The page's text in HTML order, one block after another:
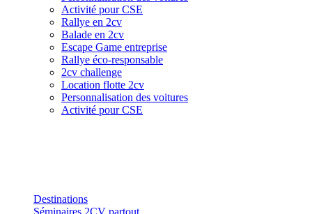
Activité pour CSE
Rallye en 2cv
Balade en 2cv
Escape Game entreprise
Rallye éco-responsable
2cv challenge
Location flotte 2cv
Personnalisation des voitures
Activité pour CSE
Destinations
Séminaires 2CV partout